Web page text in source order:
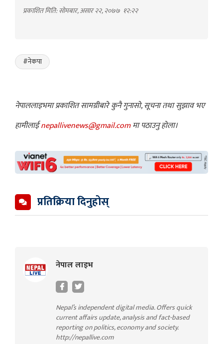
प्रकाशित मिति: सोमबार, असार २२, २०७७ १२:२२
#नेकपा
नेपाललाइभमा प्रकाशित सामग्रीबारे कुनै गुनासो, सूचना तथा सुझाव भए
हामीलाईnepallivenews@gmail.comमा पठाउनु होला।
प्रतिक्रिया दिनुहोस्
नेपाल लाइभ
Nepal’s independent digital media. Offers quick
current affairs update, analysis and fact-based
reporting on politics, economy and society.
http://nepallive.com